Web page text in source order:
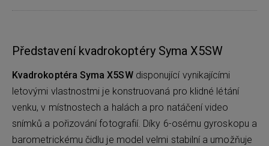
Představení kvadrokoptéry Syma X5SW
Kvadrokoptéra Syma X5SW disponující vynikajícími
letovými vlastnostmi je konstruovaná pro klidné létání
venku, v místnostech a halách a pro natáčení video
snímků a pořizování fotografií. Díky 6-osému gyroskopu a
barometrickému čidlu je model velmi stabilní a umožňuje